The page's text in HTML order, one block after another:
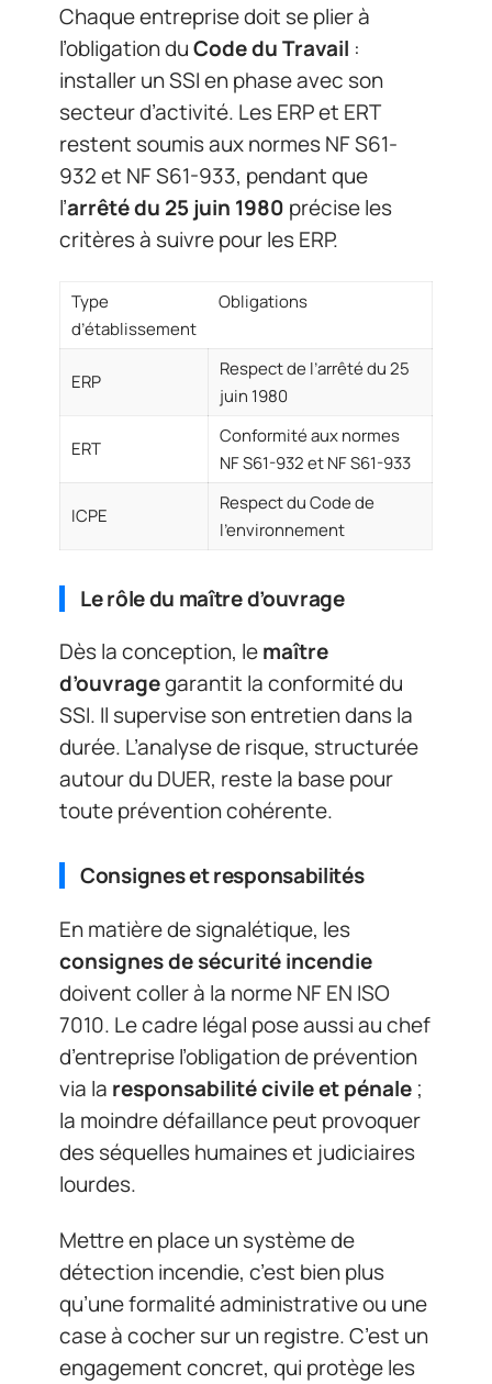
Chaque entreprise doit se plier à
l’obligation duCode du Travail :
installer un SSI en phase avec son
secteur d’activité. Les ERP et ERT
restent soumis aux normes NF S61-
932 et NF S61-933, pendant que
l’arrêté du 25 juin 1980 précise les
critères à suivre pour les ERP.
Type
d’établissement
Obligations
ERP
Respect de l’arrêté du 25
juin 1980
ERT
Conformité aux normes
NF S61-932 et NF S61-933
ICPE
Respect du Code de
l’environnement
Le rôle du maître d’ouvrage
Dès la conception, lemaître
d’ouvragegarantit la conformité du
SSI. Il supervise son entretien dans la
durée. L’analyse de risque, structurée
autour du DUER, reste la base pour
toute prévention cohérente.
Consignes et responsabilités
En matière de signalétique, les
consignes de sécurité incendie
doivent coller à la norme NF EN ISO
7010. Le cadre légal pose aussi au chef
d’entreprise l’obligation de prévention
via la responsabilité civile et pénale ;
la moindre défaillance peut provoquer
des séquelles humaines et judiciaires
lourdes.
Mettre en place un système de
détection incendie, c’est bien plus
qu’une formalité administrative ou une
case à cocher sur un registre. C’est un
engagement concret, qui protège les